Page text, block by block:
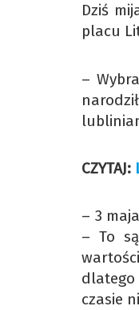
Dziś
placu
–
CZYTAJ:
– 3
– To
dlatego
czasie